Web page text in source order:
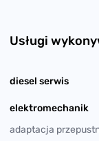
Usługi
diesel serwis
elektromechanik
adaptacja